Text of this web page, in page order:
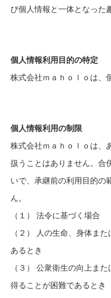
び個人情報と一体となった
個人情報利用目的の特定
株式会社ｍａｈｏｌｏは、
個人情報利用の制限
株式会社ｍａｈｏｌｏは、
扱うことはありません。合
いで、承継前の利用目的の
ん。
（１） 法令に基づく場合
（２） 人の生命、身体ま
あるとき
（３） 公衆衛生の向上ま
得ることが困難であるとき